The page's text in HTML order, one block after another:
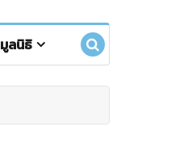
มูลนิธิ